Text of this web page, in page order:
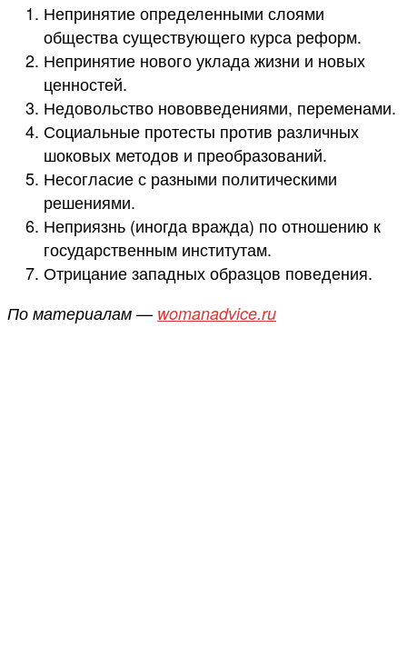
Непринятие определенными слоями
общества существующего курса реформ.
Непринятие нового уклада жизни и новых
ценностей.
Недовольство нововведениями, переменами.
Социальные протесты против различных
шоковых методов и преобразований.
Несогласие с разными политическими
решениями.
Неприязнь (иногда вражда) по отношению к
государственным институтам.
Отрицание западных образцов поведения.
По материалам — womanadvice.ru